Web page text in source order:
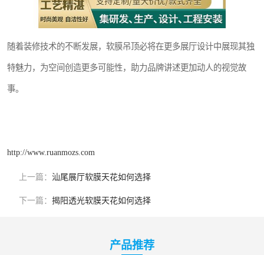
随着装修技术的不断发展，软膜吊顶必将在更多展厅设计中展现其独
特魅力，为空间创造更多可能性，助力品牌讲述更加动人的视觉故
事。
http://www.ruanmozs.com
上一篇： 汕尾展厅软膜天花如何选择
下一篇： 揭阳透光软膜天花如何选择
产品推荐